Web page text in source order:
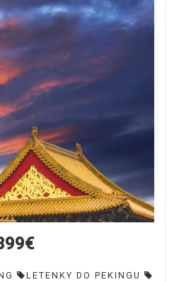
LETENKY DO PEKINGU